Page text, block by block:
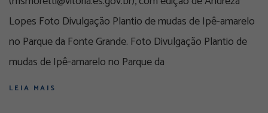
Lopes Foto Divulgação Plantio de mudas de Ipê-amarelo
no Parque da Fonte Grande. Foto Divulgação Plantio de
mudas de Ipê-amarelo no Parque da
LEIA MAIS